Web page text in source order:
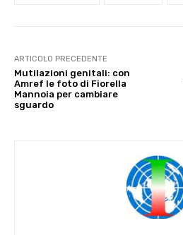
ARTICOLO PRECEDENTE
Mutilazioni genitali: con
Amref le foto di Fiorella
Mannoia per cambiare
sguardo